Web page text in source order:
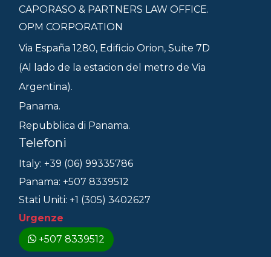
CAPORASO & PARTNERS LAW OFFICE.
OPM CORPORATION
Via España 1280, Edificio Orion, Suite 7D
(Al lado de la estacion del metro de Via
Argentina).
Panama.
Repubblica di Panama.
Telefoni
Italy: +39 (06) 99335786
Panama: +507 8339512
Stati Uniti: +1 (305) 3402627
Urgenze
+507 8339512